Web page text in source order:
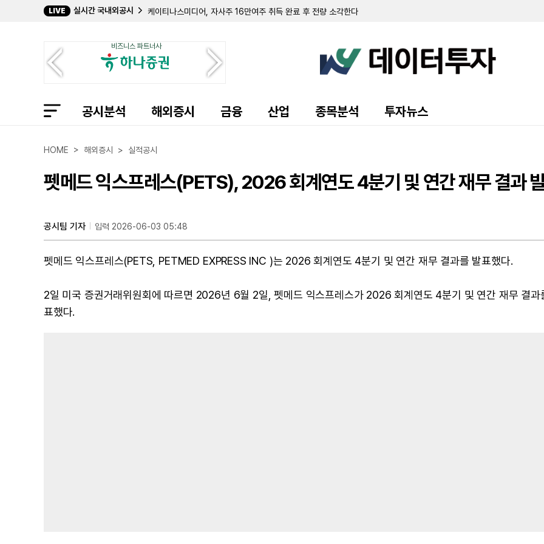
LIVE 실시간 국내외공시
케이티나스미디어, 자사주 16만여주 취득 완료 후 전량 소각한다
한국석유공업 최대주주 특수관계인 지분 변동, 친인척 장내매도 영향
쇼박스, 2Q 연결 영업이익 124억...흑자전환
강희철 대표이사, 지에프씨생명과학 주식 4493주 ↑…지분율 32.98%
효성화학 조현준 임원 지분율 13.02%로 상승... 송광자 씨는 지분 전량 처분
텔레칩스, 2Q 연결 영업이익 31억...흑자전환
아이마켓코리아, 2Q 연결 영업이익 177억...전년비 171%↑
비즈니스 파트너사
공시분석 해외증시 금융 산업 종목분석 투자뉴스
HOME > 해외증시 > 실적공시
펫메드 익스프레스(PETS), 2026 회계연도 4분기 및 연간 재무 결과
공시팀 기자 입력 2026-06-03 05:48
펫메드 익스프레스(PETS, PETMED EXPRESS INC )는 2026 회계연도 4분기 및 연간 재무 결과를 발표했다.
2일 미국 증권거래위원회에 따르면 2026년 6월 2일, 펫메드 익스프레스가 2026 회계연도 4분기 및 연간 재무 결과
표했다.